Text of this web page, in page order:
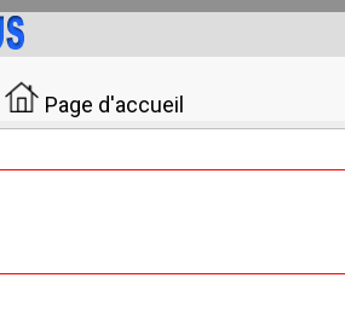
Page d'accueil